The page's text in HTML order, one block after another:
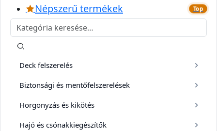
Népszerű termékek Top
Deck felszerelés
Biztonsági és mentőfelszerelések
Horgonyzás és kikötés
Hajó és csónakkiegészítők